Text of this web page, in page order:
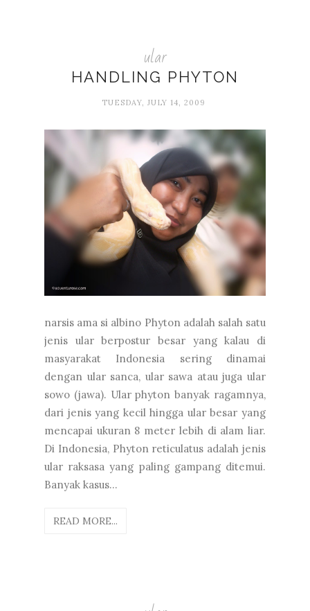
ular
HANDLING PHYTON
TUESDAY, JULY 14, 2009
narsis ama si albino Phyton adalah salah satu
jenis ular berpostur besar yang kalau di
masyarakat Indonesia sering dinamai
dengan ular sanca, ular sawa atau juga ular
sowo (jawa). Ular phyton banyak ragamnya,
dari jenis yang kecil hingga ular besar yang
mencapai ukuran 8 meter lebih di alam liar.
Di Indonesia, Phyton reticulatus adalah jenis
ular raksasa yang paling gampang ditemui.
Banyak kasus...
READ MORE...